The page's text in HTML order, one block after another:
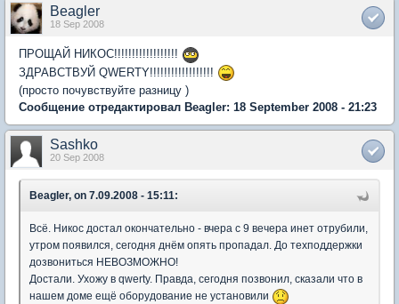
Beagler
18 Sep 2008
ПРОЩАЙ НИКОС!!!!!!!!!!!!!!!!!!
ЗДРАВСТВУЙ QWERTY!!!!!!!!!!!!!!!!!!
(просто почувствуйте разницу )
Сообщение отредактировал Beagler: 18 September 2008 - 21:23
Sashko
20 Sep 2008
Beagler, on 7.09.2008 - 15:11:
Всё. Никос достал окончательно - вчера с 9 вечера инет отрубили,
утром появился, сегодня днём опять пропадал. До техподдержки
дозвониться НЕВОЗМОЖНО!
Достали. Ухожу в qwerty. Правда, сегодня позвонил, сказали что в
нашем доме ещё оборудование не установили